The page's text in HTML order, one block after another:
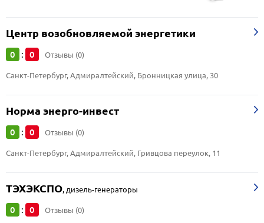
Центр возобновляемой энергетики
0 : 0 Отзывы (0)
Санкт-Петербург, Адмиралтейский, Бронницкая улица, 30
Норма энерго-инвест
0 : 0 Отзывы (0)
Санкт-Петербург, Адмиралтейский, Гривцова переулок, 11
ТЭХЭКСПО, дизель-генераторы
0 : 0 Отзывы (0)